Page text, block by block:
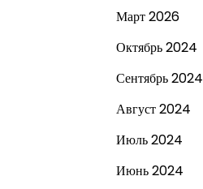
Март 2026
Октябрь 2024
Сентябрь 2024
Август 2024
Июль 2024
Июнь 2024